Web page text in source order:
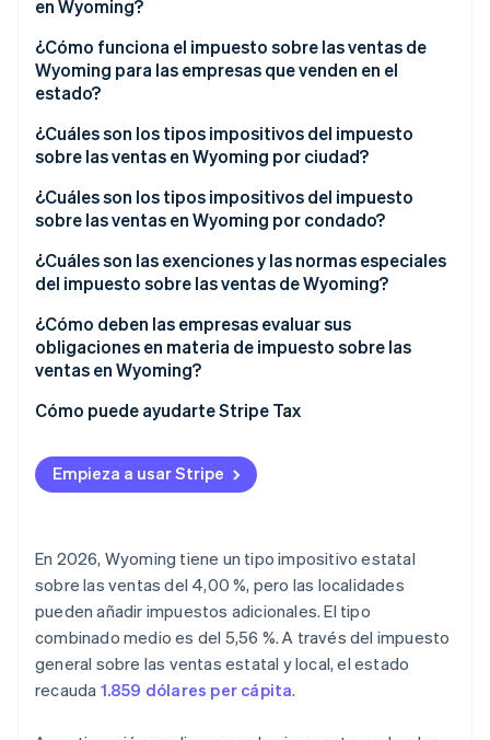
Wyoming
en Wyoming?
¿Cómo funciona el impuesto sobre las ventas de
Wyoming para las empresas que venden en el
estado?
¿Cuáles son los tipos impositivos del impuesto
sobre las ventas en Wyoming por ciudad?
¿Cuáles son los tipos impositivos del impuesto
sobre las ventas en Wyoming por condado?
¿Cuáles son las exenciones y las normas especiales
del impuesto sobre las ventas de Wyoming?
¿Cómo deben las empresas evaluar sus
obligaciones en materia de impuesto sobre las
ventas en Wyoming?
Cómo puede ayudarte Stripe Tax
Empieza a usar Stripe
En 2026, Wyoming tiene un tipo impositivo estatal
sobre las ventas del 4,00 %, pero las localidades
pueden añadir impuestos adicionales. El tipo
combinado medio es del 5,56 %. A través del impuesto
general sobre las ventas estatal y local, el estado
recauda 1.859 dólares per cápita.